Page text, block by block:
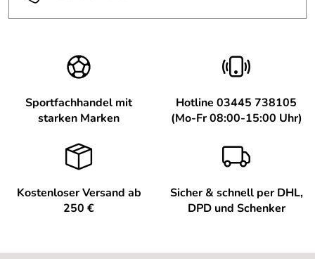
Sportfachhandel mit
starken Marken
Hotline 03445 738105
(Mo-Fr 08:00-15:00 Uhr)
Kostenloser Versand ab
250 €
Sicher & schnell per DHL,
DPD und Schenker